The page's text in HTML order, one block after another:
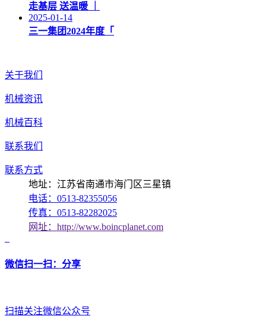
走基层 送温暖 ｜
2025-01-14
三一集团2024年度「
关于我们
机械资讯
机械百科
联系我们
联系方式
地址：江苏省南通市海门区三星镇
电话：0513-82355056
传真：0513-82282025
网址：http://www.boincplanet.com
微信扫一扫：分享
扫描关注微信公众号